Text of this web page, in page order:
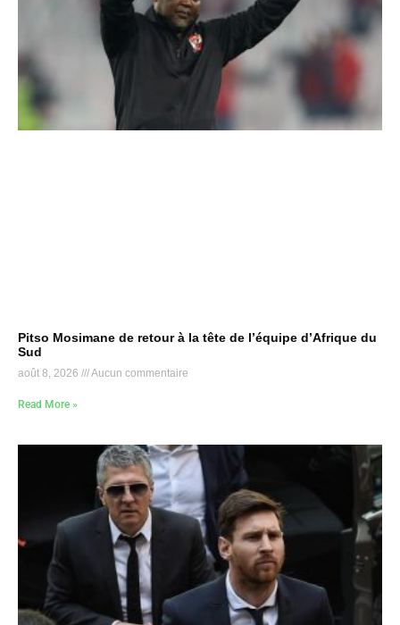
Pitso Mosimane de retour à la tête de l’équipe d’Afrique du
Sud
août 8, 2026 Aucun commentaire
Read More »